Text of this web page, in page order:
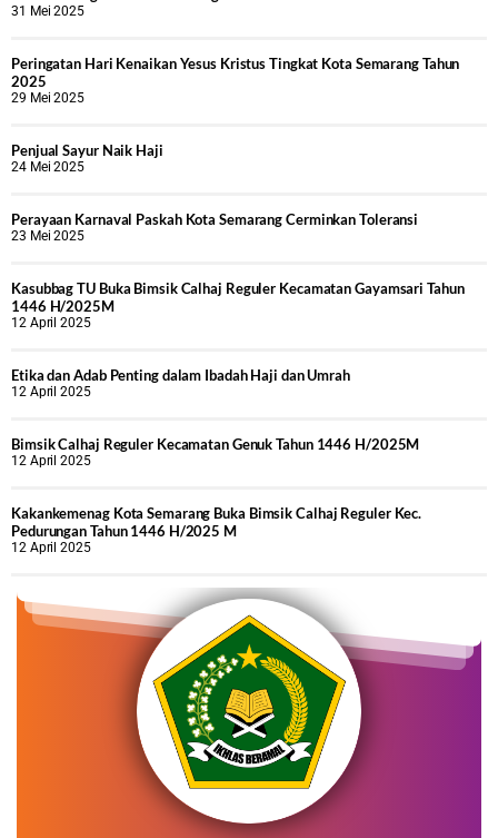
31 Mei 2025
Peringatan Hari Kenaikan Yesus Kristus Tingkat Kota Semarang Tahun
2025
29 Mei 2025
Penjual Sayur Naik Haji
24 Mei 2025
Perayaan Karnaval Paskah Kota Semarang Cerminkan Toleransi
23 Mei 2025
Kasubbag TU Buka Bimsik Calhaj Reguler Kecamatan Gayamsari Tahun
1446 H/2025M
12 April 2025
Etika dan Adab Penting dalam Ibadah Haji dan Umrah
12 April 2025
Bimsik Calhaj Reguler Kecamatan Genuk Tahun 1446 H/2025M
12 April 2025
Kakankemenag Kota Semarang Buka Bimsik Calhaj Reguler Kec.
Pedurungan Tahun 1446 H/2025 M
12 April 2025